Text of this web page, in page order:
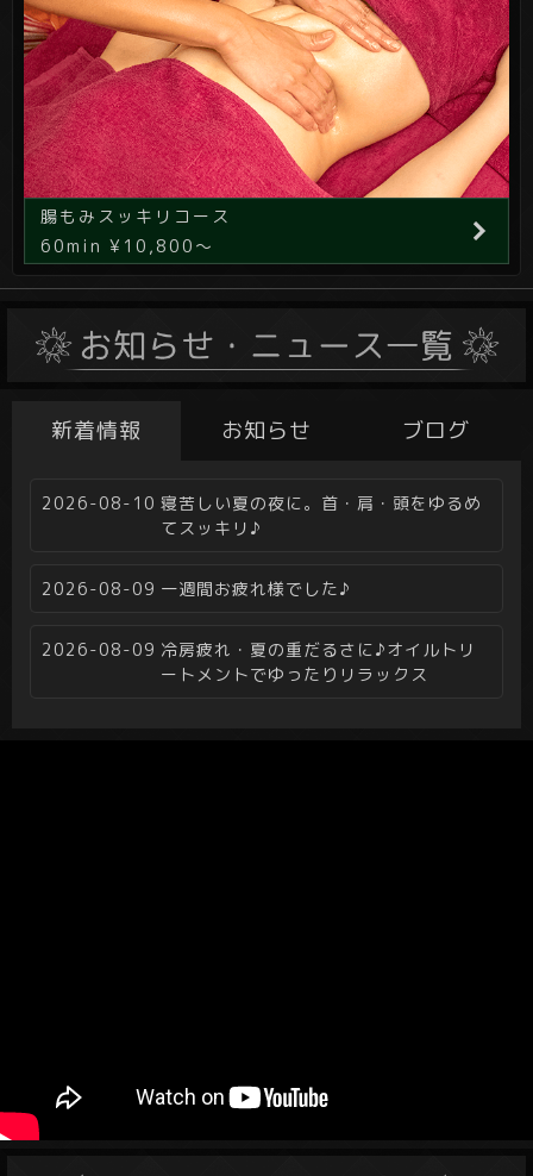
腸もみスッキリコース
60min ¥10,800～
新着情報 お知らせ ブログ
2026-08-10 寝苦しい夏の夜に。首・肩・頭をゆるめ
てスッキリ♪
2026-08-09 一週間お疲れ様でした♪
2026-08-09 冷房疲れ・夏の重だるさに♪オイルトリ
ートメントでゆったりリラックス